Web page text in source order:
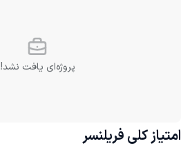
پروژه‌ای یافت نشد!
امتیاز کلی فریلنسر